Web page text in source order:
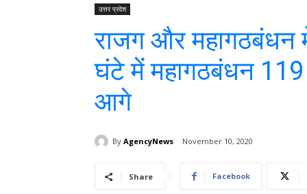
उत्तर प्रदेश
राजग और महागठबंधन
घंटे में महागठबंधन
आगे
By AgencyNews November 10, 2020
Share Facebook